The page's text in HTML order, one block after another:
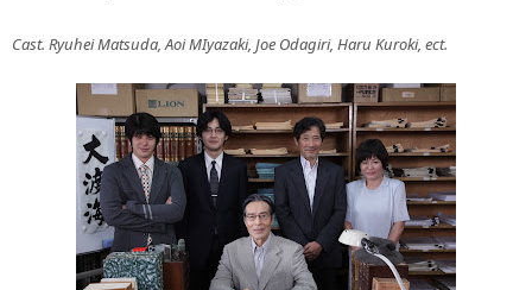
Cast. Ryuhei Matsuda, Aoi MIyazaki, Joe Odagiri, Haru Kuroki, ect.